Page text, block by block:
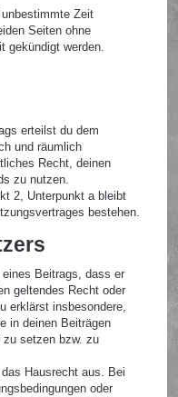
Zeit
Seiten ohne
gekündigt werden.
erteilst du dem
und räumlich
Recht, deinen
zu nutzen.
2, Unterpunkt a bleibt
bestehen.
Beitrags, dass er
geltendes Recht oder
erklärst insbesondere,
in deinen Beiträgen
zu setzen bzw. zu
Hausrecht aus. Bei
oder